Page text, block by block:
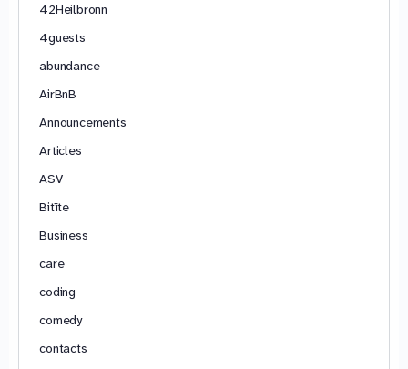
42Heilbronn
4guests
abundance
AirBnB
Announcements
Articles
ASV
Bitīte
Business
care
coding
comedy
contacts